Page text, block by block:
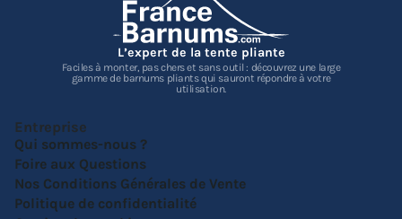
L’expert de la tente pliante
Faciles à monter, pas chers et sans outil : découvrez une large
gamme de barnums pliants qui sauront répondre à votre
utilisation.
Entreprise
Qui sommes-nous ?
Foire aux Questions
Nos Conditions Générales de Vente
Politique de confidentialité